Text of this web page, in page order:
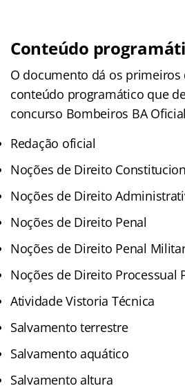
Conteúdo
O documento dá os primeiros
conteúdo programático que
concurso Bombeiros BA
Redação oficial
Noções de Direito
Noções de Direito
Noções de Direito Penal
Noções de Direito Penal
Noções de Direito Processual
Atividade Vistoria Técnica
Salvamento terrestre
Salvamento aquático
Salvamento altura